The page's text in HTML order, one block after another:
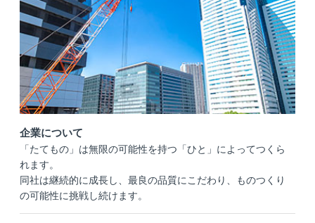
企業について
「たてもの」は無限の可能性を持つ「ひと」によってつくら
れます。
同社は継続的に成長し、最良の品質にこだわり、ものつくり
の可能性に挑戦し続けます。